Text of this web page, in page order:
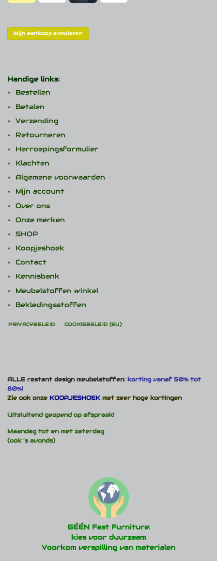
Mijn aankoop annuleren
Handige links:
Bestellen
Betalen
Verzending
Retourneren
Herroepingsformulier
Klachten
Algemene voorwaarden
Mijn account
Over ons
Onze merken
SHOP
Koopjeshoek
Contact
Kennisbank
Meubelstoffen winkel
Bekledingsstoffen
PRIVACYBELEID COOKIEBELEID (EU)
ALLE restant design meubelstoffen: korting vanaf 50% tot
80%!
Zie ook onze KOOPJESHOEKmet zeer hoge kortingen
Uitsluitend geopend op afspraak!
Maandag tot en met zaterdag
(ook 's avonds)
GÉÉN Fast Furniture:
kies voor duurzaam
Voorkom verspilling van materialen